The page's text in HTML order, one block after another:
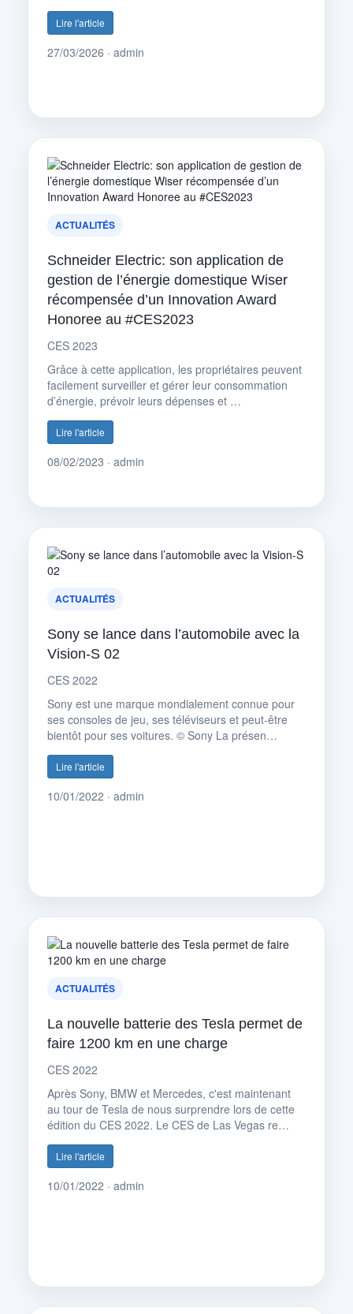
Lire l'article
27/03/2026 · admin
ACTUALITÉS
Schneider Electric: son application de
gestion de l’énergie domestique Wiser
récompensée d’un Innovation Award
Honoree au #CES2023
CES 2023
Grâce à cette application, les propriétaires peuvent
facilement surveiller et gérer leur consommation
d’énergie, prévoir leurs dépenses et …
Lire l'article
08/02/2023 · admin
ACTUALITÉS
Sony se lance dans l’automobile avec la
Vision-S 02
CES 2022
Sony est une marque mondialement connue pour
ses consoles de jeu, ses téléviseurs et peut-être
bientôt pour ses voitures. © Sony La présen…
Lire l'article
10/01/2022 · admin
ACTUALITÉS
La nouvelle batterie des Tesla permet de
faire 1200 km en une charge
CES 2022
Après Sony, BMW et Mercedes, c'est maintenant
au tour de Tesla de nous surprendre lors de cette
édition du CES 2022. Le CES de Las Vegas re…
Lire l'article
10/01/2022 · admin